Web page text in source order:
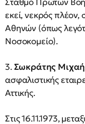
εκεί, νεκρός πλέον,
Αθηνών (όπως
Νοσοκομείο).
3.Σωκράτης
ασφαλιστικής
Αττικής.
Στις 16.11.1973,